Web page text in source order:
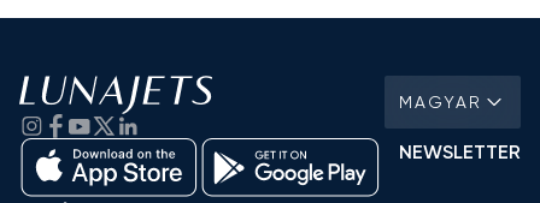
MAGYAR
NEWSLETTER